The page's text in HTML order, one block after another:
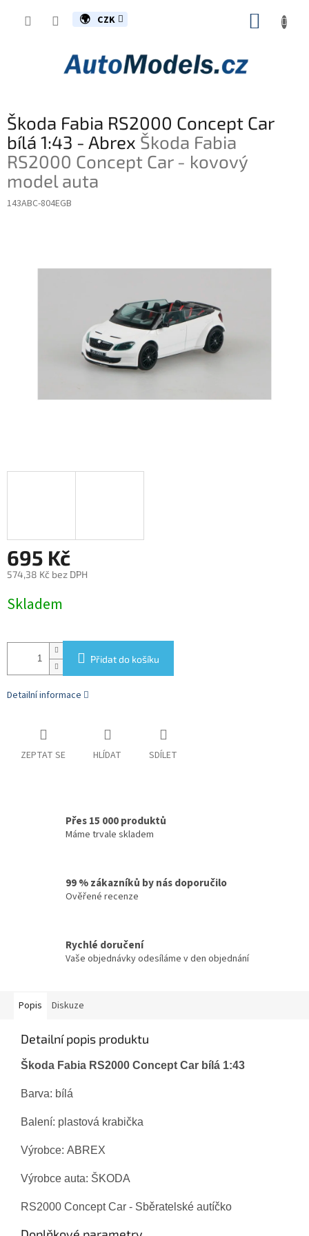
CZK
Škoda Fabia RS2000 Concept Car
bílá 1:43 - Abrex Škoda Fabia
RS2000 Concept Car - kovový
model auta
143ABC-804EGB
695 Kč
574,38 Kč bez DPH
cena:
Skladem
Přidat do košíku
Detailní informace
ZEPTAT SE HLÍDAT SDÍLET
Přes 15 000 produktů
Máme trvale skladem
99 % zákazníků by nás doporučilo
Ověřené recenze
Rychlé doručení
Vaše objednávky odesíláme v den objednání
Popis Diskuze
Detailní popis produktu
Škoda Fabia RS2000 Concept Car bílá 1:43
Barva: bílá
Balení: plastová krabička
Výrobce: ABREX
Výrobce auta: ŠKODA
RS2000 Concept Car - Sběratelské autíčko